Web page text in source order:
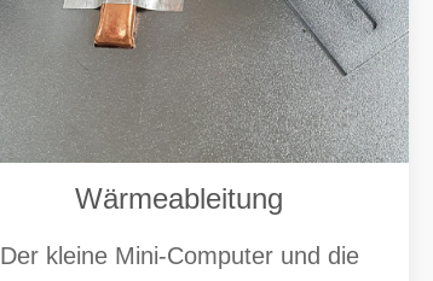
Wärmeableitung
Der kleine Mini-Computer und die